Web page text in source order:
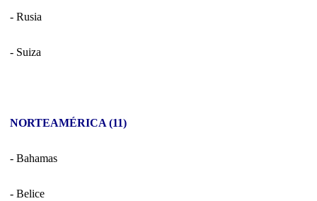
- Rusia
- Suiza
NORTEAMÉRICA (11)
- Bahamas
- Belice